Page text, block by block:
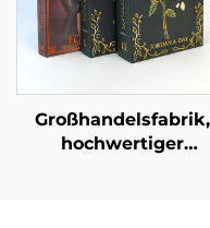
Großhandelsfabrik,
hochwertiger